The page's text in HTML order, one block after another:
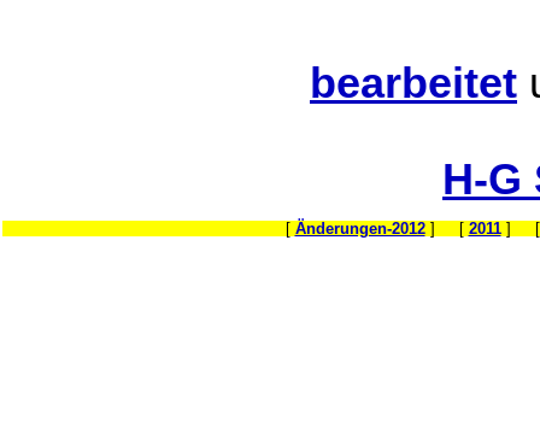
bearbeitet
H-G
[ Änderungen-2012] [ 2011]